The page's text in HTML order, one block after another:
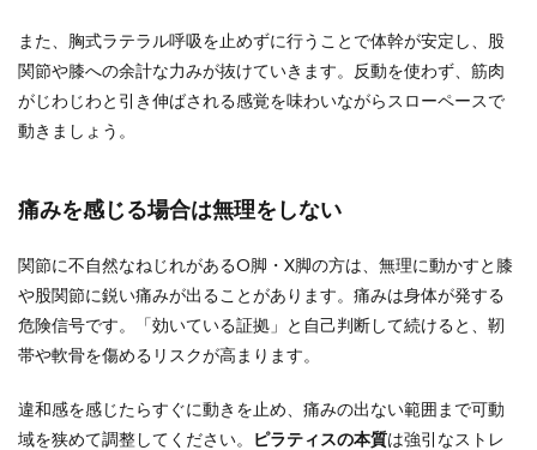
また、胸式ラテラル呼吸を止めずに行うことで体幹が安定し、股
関節や膝への余計な力みが抜けていきます。反動を使わず、筋肉
がじわじわと引き伸ばされる感覚を味わいながらスローペースで
動きましょう。
痛みを感じる場合は無理をしない
関節に不自然なねじれがあるO脚・X脚の方は、無理に動かすと膝
や股関節に鋭い痛みが出ることがあります。痛みは身体が発する
危険信号です。「効いている証拠」と自己判断して続けると、靭
帯や軟骨を傷めるリスクが高まります。
違和感を感じたらすぐに動きを止め、痛みの出ない範囲まで可動
域を狭めて調整してください。
ピラティスの本質は強引なストレ